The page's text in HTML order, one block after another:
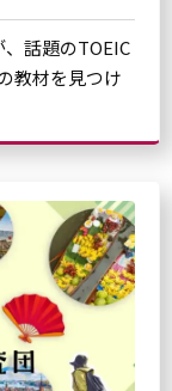
話題のTOEIC
教材を見つけ